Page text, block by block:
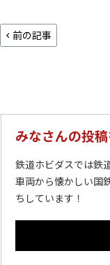
前の記事
みなさんの投
鉄道ホビダスでは鉄
車両から懐かしい国
ちしています！